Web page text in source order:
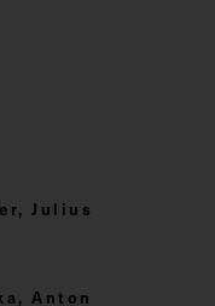
Julius
Anton